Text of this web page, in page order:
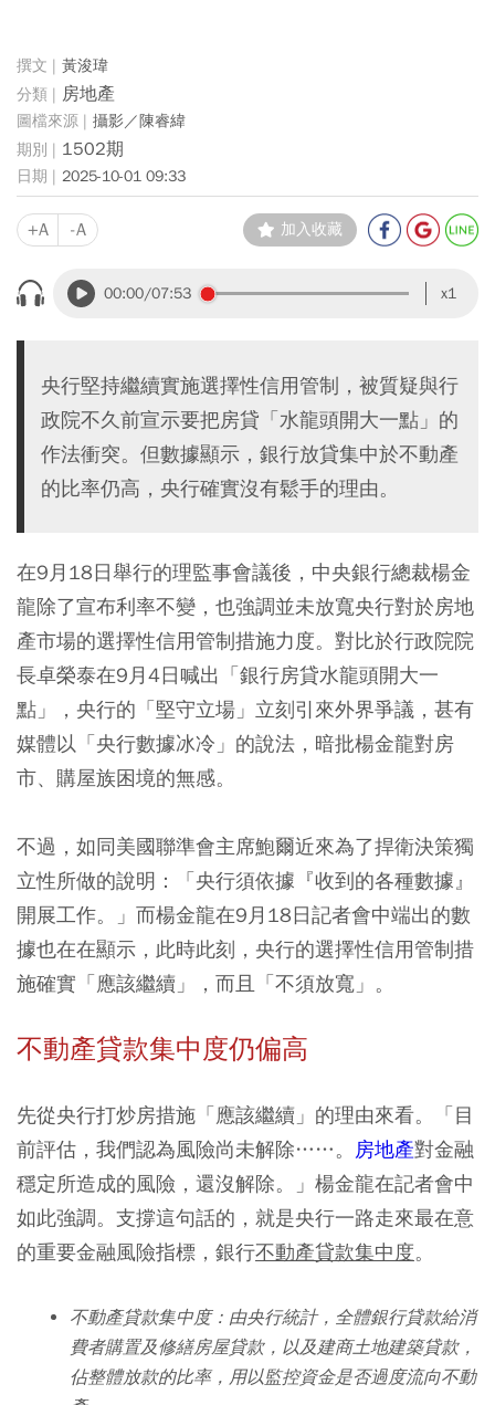
黃浚瑋
房地產
攝影／陳睿緯
1502期
2025-10-01 09:33
+A -A 加入收藏
00:00/07:53 x1
央行堅持繼續實施選擇性信用管制，被質疑與行
政院不久前宣示要把房貸「水龍頭開大一點」的
作法衝突。但數據顯示，銀行放貸集中於不動產
的比率仍高，央行確實沒有鬆手的理由。
在9月18日舉行的理監事會議後，中央銀行總裁楊金
龍除了宣布利率不變，也強調並未放寬央行對於房地
產市場的選擇性信用管制措施力度。對比於行政院院
長卓榮泰在9月4日喊出「銀行房貸水龍頭開大一
點」，央行的「堅守立場」立刻引來外界爭議，甚有
媒體以「央行數據冰冷」的說法，暗批楊金龍對房
市、購屋族困境的無感。
不過，如同美國聯準會主席鮑爾近來為了捍衛決策獨
立性所做的說明：「央行須依據『收到的各種數據』
開展工作。」而楊金龍在9月18日記者會中端出的數
據也在在顯示，此時此刻，央行的選擇性信用管制措
施確實「應該繼續」，而且「不須放寬」。
不動產貸款集中度仍偏高
先從央行打炒房措施「應該繼續」的理由來看。「目
前評估，我們認為風險尚未解除……。 房地產對金融
穩定所造成的風險，還沒解除。」楊金龍在記者會中
如此強調。支撐這句話的，就是央行一路走來最在意
的重要金融風險指標，銀行不動產貸款集中度。
不動產貸款集中度：由央行統計，全體銀行貸款給消
費者購置及修繕房屋貸款，以及建商土地建築貸款，
佔整體放款的比率，用以監控資金是否過度流向不動